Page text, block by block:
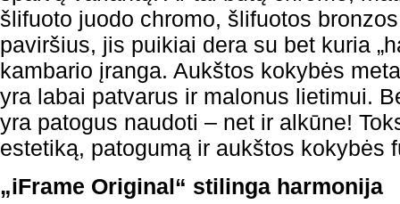
šlifuoto juodo chromo, šlifuotos
paviršius, jis puikiai dera su bet kuria
kambario įranga. Aukštos kokybės
yra labai patvarus ir malonus lietimui.
yra patogus naudoti – net ir alkūne!
estetiką, patogumą ir aukštos kokybės
„iFrame Original“ stilinga harmonija